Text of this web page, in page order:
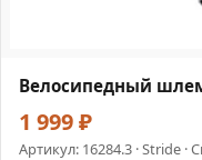
Велосипедный
1 999 ₽
Артикул: 16284.3 · Stride ·